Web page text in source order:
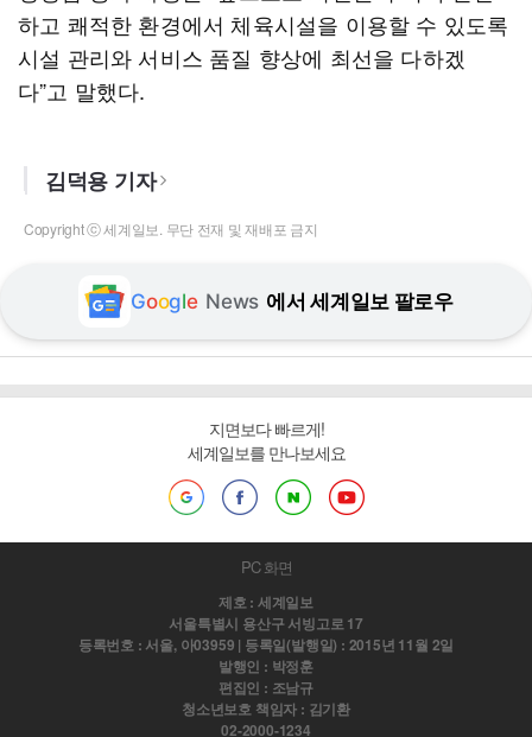
하고 쾌적한 환경에서 체육시설을 이용할 수 있도록
시설 관리와 서비스 품질 향상에 최선을 다하겠
다”고 말했다.
김덕용 기자
Copyright ⓒ 세계일보. 무단 전재 및 재배포 금지
Google News 에서 세계일보 팔로우
지면보다 빠르게!
세계일보를 만나보세요
PC 화면
제호 : 세계일보
서울특별시 용산구 서빙고로 17
등록번호 : 서울, 아03959 | 등록일(발행일) : 2015년 11월 2일
발행인 : 박정훈
편집인 : 조남규
청소년보호 책임자 : 김기환
02-2000-1234